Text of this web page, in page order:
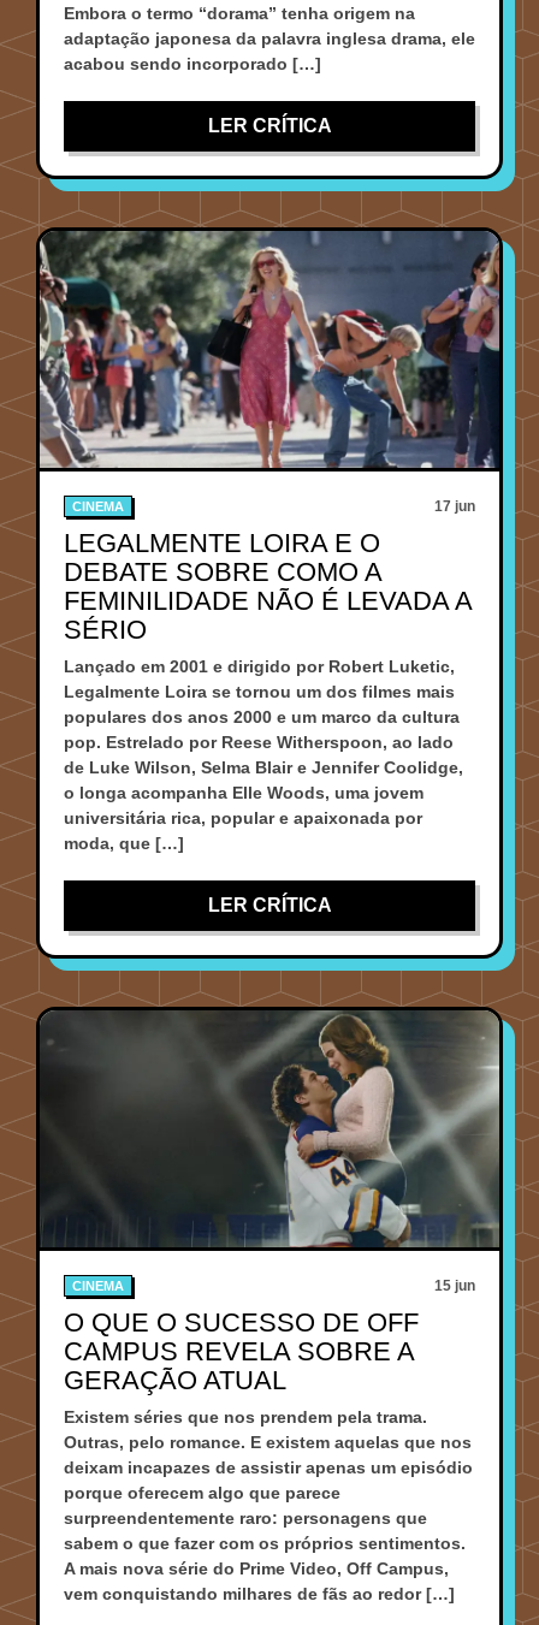
Embora o termo “dorama” tenha origem na
adaptação japonesa da palavra inglesa drama, ele
acabou sendo incorporado […]
LER CRÍTICA
CINEMA 17 jun
LEGALMENTE LOIRA E O
DEBATE SOBRE COMO A
FEMINILIDADE NÃO É LEVADA A
SÉRIO
Lançado em 2001 e dirigido por Robert Luketic,
Legalmente Loira se tornou um dos filmes mais
populares dos anos 2000 e um marco da cultura
pop. Estrelado por Reese Witherspoon, ao lado
de Luke Wilson, Selma Blair e Jennifer Coolidge,
o longa acompanha Elle Woods, uma jovem
universitária rica, popular e apaixonada por
moda, que […]
LER CRÍTICA
CINEMA 15 jun
O QUE O SUCESSO DE OFF
CAMPUS REVELA SOBRE A
GERAÇÃO ATUAL
Existem séries que nos prendem pela trama.
Outras, pelo romance. E existem aquelas que nos
deixam incapazes de assistir apenas um episódio
porque oferecem algo que parece
surpreendentemente raro: personagens que
sabem o que fazer com os próprios sentimentos.
A mais nova série do Prime Video, Off Campus,
vem conquistando milhares de fãs ao redor […]